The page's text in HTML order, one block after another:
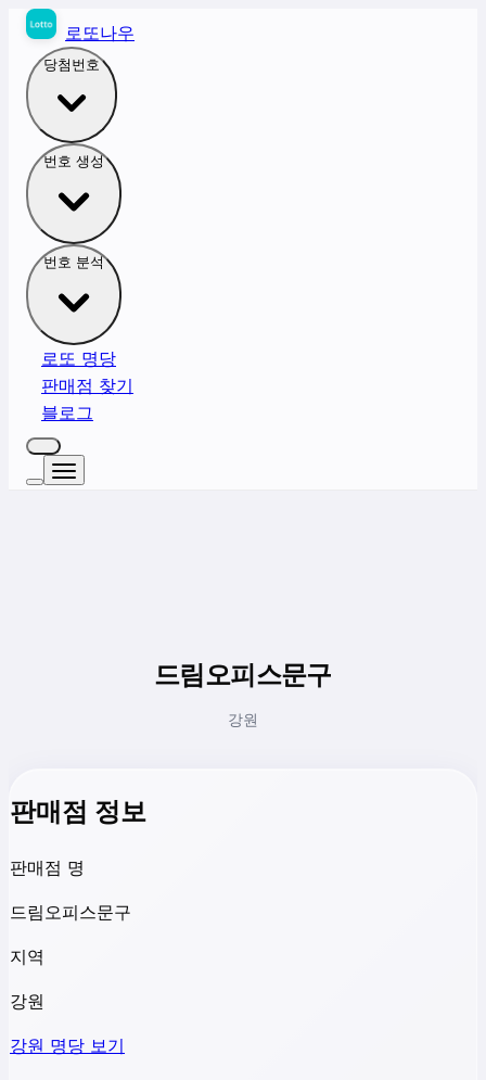
로또나우
당첨번호
번호 생성
번호 분석
로또 명당
판매점 찾기
블로그
드림오피스문구
강원
판매점 정보
판매점 명
드림오피스문구
지역
강원
강원 명당 보기